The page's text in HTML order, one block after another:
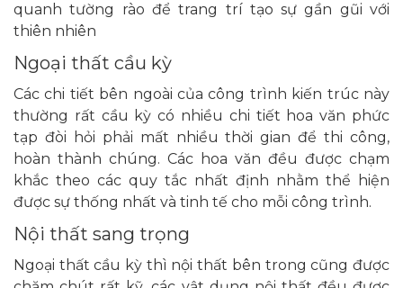
quanh tường rào để trang trí tạo sự gần gũi với
thiên nhiên
Ngoại thất cầu kỳ
Các chi tiết bên ngoài của công trình kiến trúc này
thường rất cầu kỳ có nhiều chi tiết hoa văn phức
tạp đòi hỏi phải mất nhiều thời gian để thi công,
hoàn thành chúng. Các hoa văn đều được chạm
khắc theo các quy tắc nhất định nhằm thể hiện
được sự thống nhất và tinh tế cho mỗi công trình.
Nội thất sang trọng
Ngoại thất cầu kỳ thì nội thất bên trong cũng được